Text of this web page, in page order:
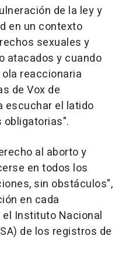
de la ley y
en un contexto
sexuales y
atacados y cuando
reaccionaria
de Vox de
escuchar el latido
al aborto y
en todos los
sin obstáculos",
en cada
Instituto Nacional
de los registros de